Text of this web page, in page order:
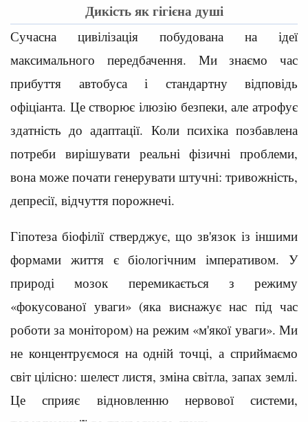
Дикість як гігієна душі
Сучасна цивілізація побудована на ідеї
максимального передбачення. Ми знаємо час
прибуття автобуса і стандартну відповідь
офіціанта. Це створює ілюзію безпеки, але атрофує
здатність до адаптації. Коли психіка позбавлена
потреби вирішувати реальні фізичні проблеми,
вона може почати генерувати штучні: тривожність,
депресії, відчуття порожнечі.
Гіпотеза біофілії стверджує, що зв'язок із іншими
формами життя є біологічним імперативом. У
природі мозок перемикається з режиму
«фокусованої уваги» (яка виснажує нас під час
роботи за монітором) на режим «м'якої уваги». Ми
не концентруємося на одній точці, а сприймаємо
світ цілісно: шелест листя, зміна світла, запах землі.
Це сприяє відновленню нервової системи,